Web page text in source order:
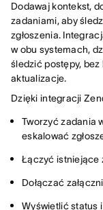
Dodawaj kontekst,
zadaniami, aby
zgłoszenia.
w obu systemach,
śledzić postępy, bez
aktualizacje.
Dzięki integracji
Tworzyć zadania
eskalować
Łączyć istniejące
Dołączać
Wyświetlić status